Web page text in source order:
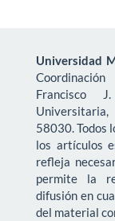
Universidad
Francisco
58030. Todos
los artículos
refleja
permite la
difusión en
del material